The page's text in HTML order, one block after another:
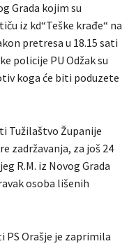
Grada kojim su
iz kd“Teške krađe“ na
pretresa u 18.15 sati
policije PU Odžak su
koga će biti poduzete
Tužilaštvo Županije
zadržavanja, za još 24
R.M. iz Novog Grada
osoba lišenih
PS Orašje je zaprimila